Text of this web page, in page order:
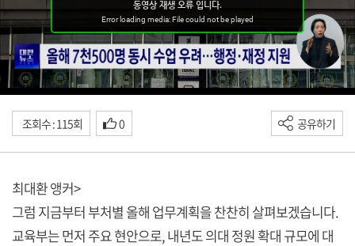
조회수 : 115회 0 공유하기
최대환 앵커>
그럼 지금부터 부처별 올해 업무계획을 찬찬히 살펴보겠습니다.
교육부는 먼저 주요 현안으로, 내년도 의대 정원 확대 규모에 대